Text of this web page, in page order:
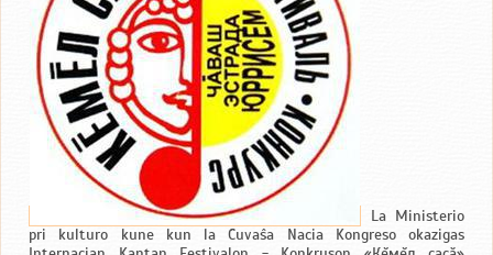
La Ministerio
pri kulturo kune kun la Ĉuvaŝa Nacia Kongreso okazigas